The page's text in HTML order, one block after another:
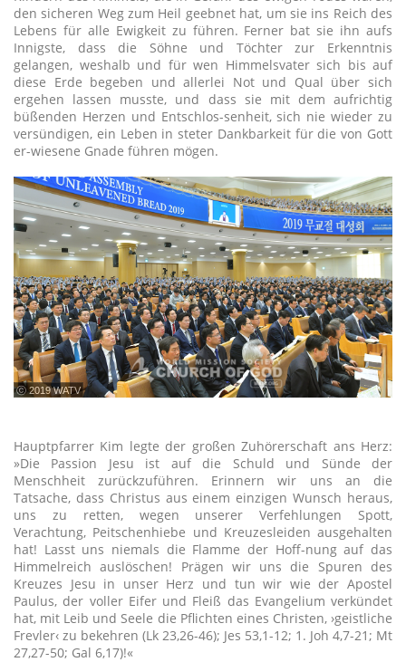
den sicheren Weg zum Heil geebnet hat, um sie ins Reich des
Lebens für alle Ewigkeit zu führen. Ferner bat sie ihn aufs
Innigste, dass die Söhne und Töchter zur Erkenntnis
gelangen, weshalb und für wen Himmelsvater sich bis auf
diese Erde begeben und allerlei Not und Qual über sich
ergehen lassen musste, und dass sie mit dem aufrichtig
büßenden Herzen und Entschlos-senheit, sich nie wieder zu
versündigen, ein Leben in steter Dankbarkeit für die von Gott
er-wiesene Gnade führen mögen.
ⓒ 2019 WATV
Hauptpfarrer Kim legte der großen Zuhörerschaft ans Herz:
»Die Passion Jesu ist auf die Schuld und Sünde der
Menschheit zurückzuführen. Erinnern wir uns an die
Tatsache, dass Christus aus einem einzigen Wunsch heraus,
uns zu retten, wegen unserer Verfehlungen Spott,
Verachtung, Peitschenhiebe und Kreuzesleiden ausgehalten
hat! Lasst uns niemals die Flamme der Hoff-nung auf das
Himmelreich auslöschen! Prägen wir uns die Spuren des
Kreuzes Jesu in unser Herz und tun wir wie der Apostel
Paulus, der voller Eifer und Fleiß das Evangelium verkündet
hat, mit Leib und Seele die Pflichten eines Christen, ›geistliche
Frevler‹ zu bekehren (Lk 23,26-46); Jes 53,1-12; 1. Joh 4,7-21; Mt
27,27-50; Gal 6,17)!«